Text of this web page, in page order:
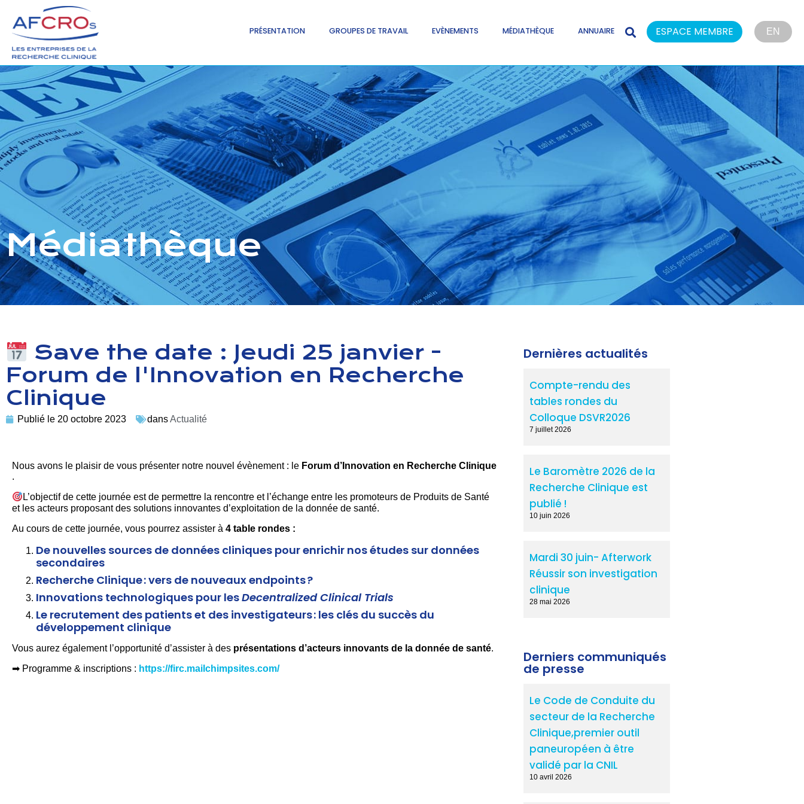
PRÉSENTATION GROUPES DE TRAVAIL EVÈNEMENTS MÉDIATHÈQUE ANNUAIRE ESPACE MEMBRE EN
Médiathèque
Save the date : Jeudi 25 janvier -
Forum de l'Innovation en Recherche
Clinique
Publié le 20 octobre 2023 dansActualité
Nous avons le plaisir de vous présenter notre nouvel évènement : le Forum d’Innovation en Recherche Clinique
.
L’objectif de cette journée est de permettre la rencontre et l’échange entre les promoteurs de Produits de Santé
et les acteurs proposant des solutions innovantes d’exploitation de la donnée de santé.
Au cours de cette journée, vous pourrez assister à 4 table rondes :
De nouvelles sources de données cliniques pour enrichir nos études sur données
secondaires
Recherche Clinique : vers de nouveaux endpoints ?
Innovations technologiques pour lesDecentralized Clinical Trials
Le recrutement des patients et des investigateurs : les clés du succès du
développement clinique
Vous aurez également l’opportunité d’assister à des présentations d’acteurs innovants de la donnée de santé.
➡ Programme & inscriptions : https://firc.mailchimpsites.com/
Dernières actualités
Compte-rendu des
tables rondes du
Colloque DSVR2026
7 juillet 2026
Le Baromètre 2026 de la
Recherche Clinique est
publié !
10 juin 2026
Mardi 30 juin- Afterwork
Réussir son investigation
clinique
28 mai 2026
Derniers communiqués
de presse
Le Code de Conduite du
secteur de la Recherche
Clinique,premier outil
paneuropéen à être
validé par la CNIL
10 avril 2026